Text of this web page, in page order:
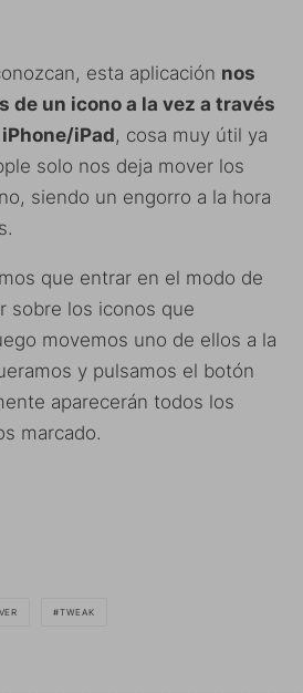
esta aplicación nos
de un icono a la vez a través
iPad, cosa muy útil ya
solo nos deja mover los
siendo un engorro a la hora
que entrar en el modo de
sobre los iconos que
movemos uno de ellos a la
y pulsamos el botón
aparecerán todos los
marcado.
TWEAK